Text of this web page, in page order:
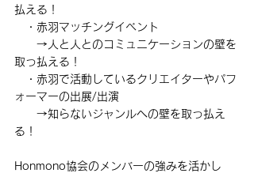
払える！
・赤羽マッチングイベント
→人と人とのコミュニケーションの壁を
取っ払える！
・赤羽で活動しているクリエイターやパフ
ォーマーの出展/出演
→知らないジャンルへの壁を取っ払え
る！
Honmono協会のメンバーの強みを活かし